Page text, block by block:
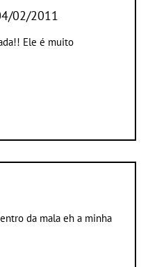
02/2011
Ele é muito
da mala eh a minha